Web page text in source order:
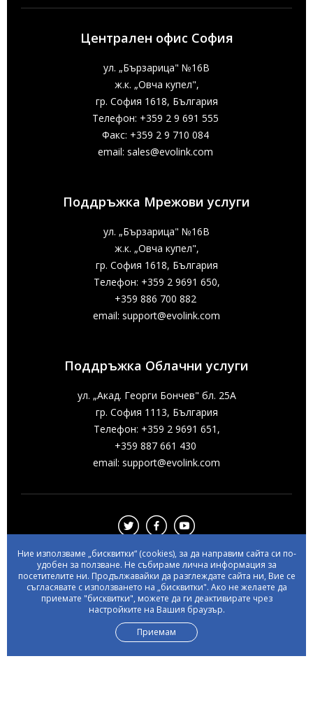
Ние използваме „бисквитки“ (cookies), за да направим сайта си по-
удобен за ползване. Не събираме лична информация за
посетителите ни. Продължавайки да разглеждате сайта ни, Вие се
съгласявате с използването на „бисквитки". Ако не желаете да
приемате "бисквитки", можете да ги деактивирате чрез
настройките на Вашия браузър.
Приемам
Централен офис София
ул. „Бързарица" №16В
ж.к. „Овча купел",
гр. София 1618, България
Телефон: +359 2 9 691 555
Факс: +359 2 9 710 084
email: sales@evolink.com
Поддръжка Мрежови услуги
ул. „Бързарица" №16В
ж.к. „Овча купел",
гр. София 1618, България
Телефон: +359 2 9691 650,
+359 886 700 882
email: support@evolink.com
Поддръжка Облачни услуги
ул. „Акад. Георги Бончев" бл. 25А
гр. София 1113, България
Телефон: +359 2 9691 651,
+359 887 661 430
email: support@evolink.com
©2026 Всички права запазени
Уеб Дизайн:eDesign